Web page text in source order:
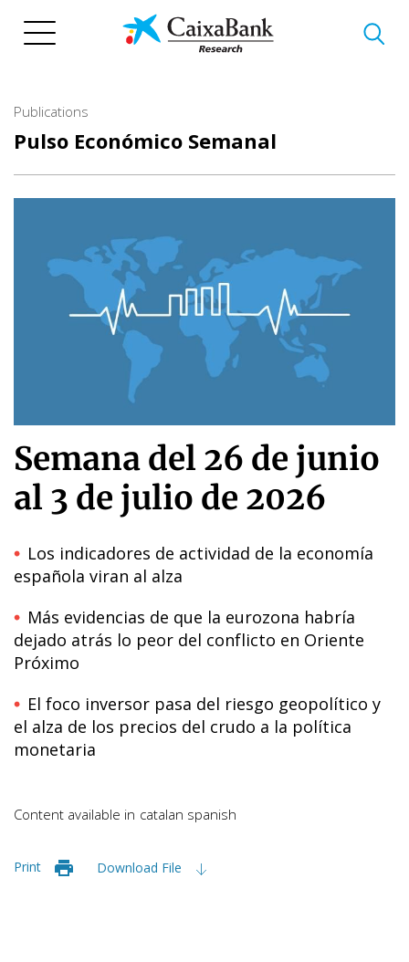
Publications
Pulso Económico Semanal
Semana del 26 de junio
al 3 de julio de 2026
Los indicadores de actividad de la economía
española viran al alza
Más evidencias de que la eurozona habría
dejado atrás lo peor del conflicto en Oriente
Próximo
El foco inversor pasa del riesgo geopolítico y
el alza de los precios del crudo a la política
monetaria
Content available in catalan spanish
Print Download File